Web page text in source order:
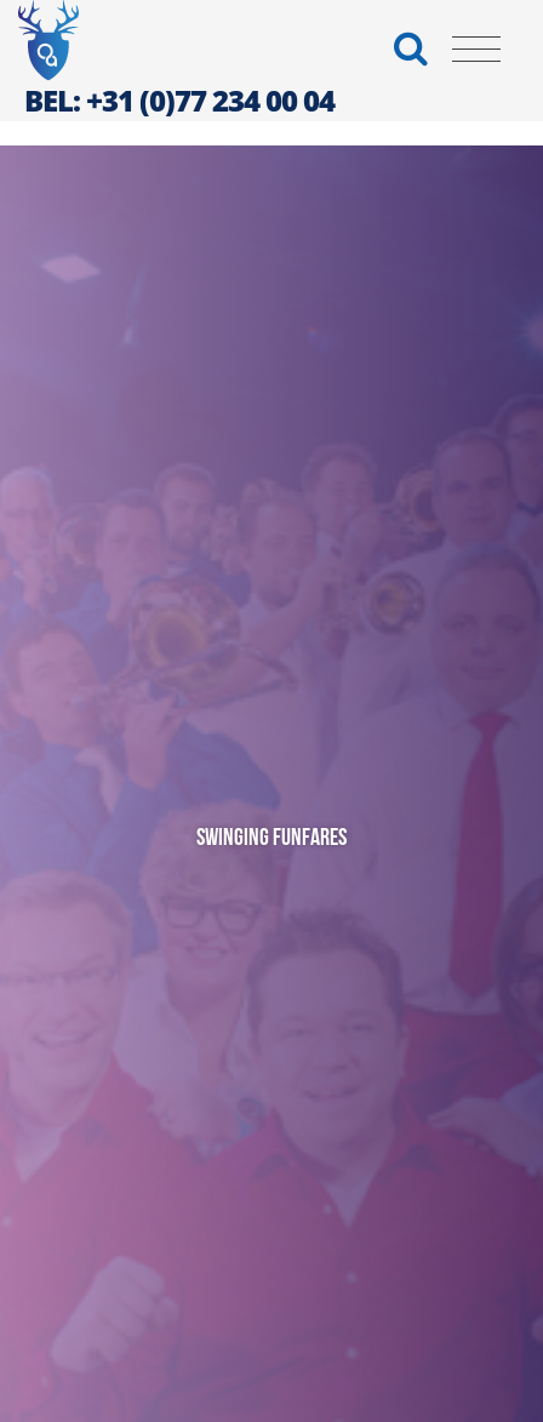
BEL: +31 (0)77 234 00 04
Swinging Funfares